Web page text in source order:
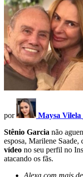
por Maysa Vilela
Stênio Garcia não
esposa, Marilene Saade,
vídeo no seu perfil no
atacando os fãs.